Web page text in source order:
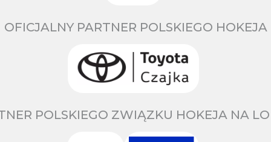
OFICJALNY PARTNER POLSKIEGO HOKEJA
POLSKIEGO ZWIĄZKU HOKEJA NA